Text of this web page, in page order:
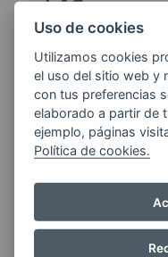
LAS
ÚLTIMAS
E-MAIL
ENERGIAS por
Uso de cookies
Utilizamos cookies
el uso del sitio web y
con tus preferencias
elaborado a partir de
ejemplo, páginas
Política de cookies.